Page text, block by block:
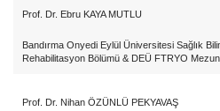
Prof. Dr. Ebru KAYA MUTLU
Bandırma Onyedi Eylül Üniversitesi Sağlık
Rehabilitasyon Bölümü & DEÜ FTRYO
Prof. Dr. Nihan ÖZÜNLÜ PEKYAVAŞ